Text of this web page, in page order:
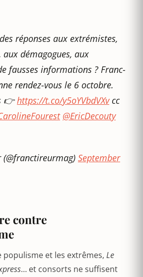
réponses aux extrémistes,
démagogues, aux
fausses informations ? Franc-
rendez-vous le 6 octobre.
👉https://t.co/y5oYVbdVXvcc
@EricDecouty
September
contre
et les extrêmes, Le
… et consorts ne suffisent